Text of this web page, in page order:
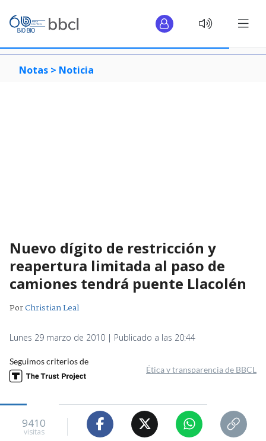
Notas > Noticia
Nuevo dígito de restricción y
reapertura limitada al paso de
camiones tendrá puente Llacolén
PorChristian Leal
Lunes 29 marzo de 2010 | Publicado a las 20:44
Seguimos criterios de
Ética y transparencia de BBCL
9410
visitas